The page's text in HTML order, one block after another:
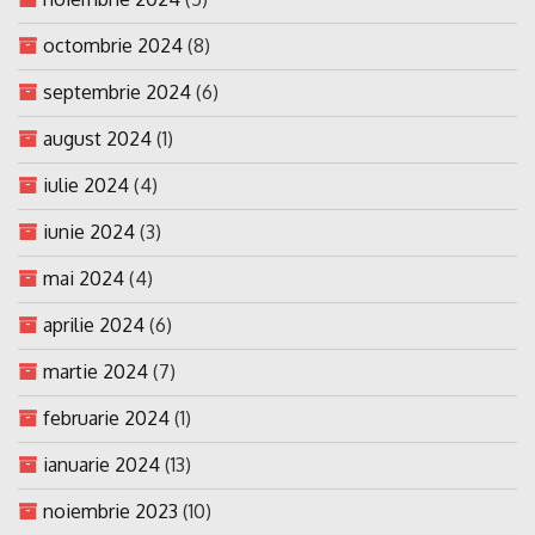
octombrie 2024 (8)
septembrie 2024 (6)
august 2024 (1)
iulie 2024 (4)
iunie 2024 (3)
mai 2024 (4)
aprilie 2024 (6)
martie 2024 (7)
februarie 2024 (1)
ianuarie 2024 (13)
noiembrie 2023 (10)